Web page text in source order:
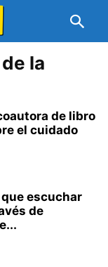
la
de libro
el cuidado
escuchar
de